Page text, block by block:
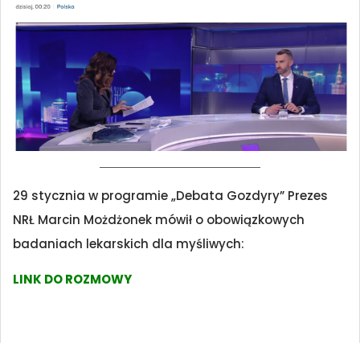
29 stycznia w programie „Debata Gozdyry” Prezes
NRŁ Marcin Możdżonek mówił o obowiązkowych
badaniach lekarskich dla myśliwych:
LINK DO ROZMOWY